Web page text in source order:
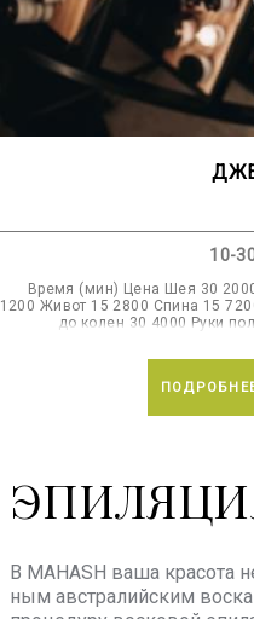
10-
Время (мин) Цена Шея 30
1200 Живот 15 2800 Спина 15
до колен 30 4000 Руки
В MAHASH ваша красота
ным австралийским